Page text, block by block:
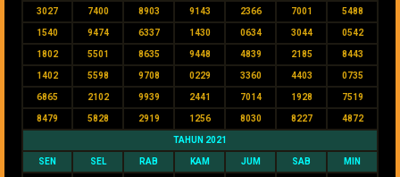
3027 7400 8903 9143 2366 7001 5488
1540 9474 6337 1430 0634 3044 0542
1802 5501 8635 9448 4839 2185 8443
1402 5598 9708 0229 3360 4403 0735
6865 2102 9939 2441 7014 1928 7519
8479 5828 2919 1256 8030 8227 4872
TAHUN 2021
SEN SEL RAB KAM JUM SAB MIN